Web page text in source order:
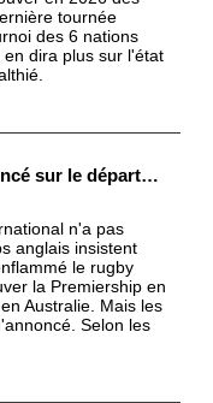
tournée
des 6 nations
dira plus sur l'état
sur le départ…
n'a pas
anglais insistent
le rugby
la Premiership en
Australie. Mais les
Selon les